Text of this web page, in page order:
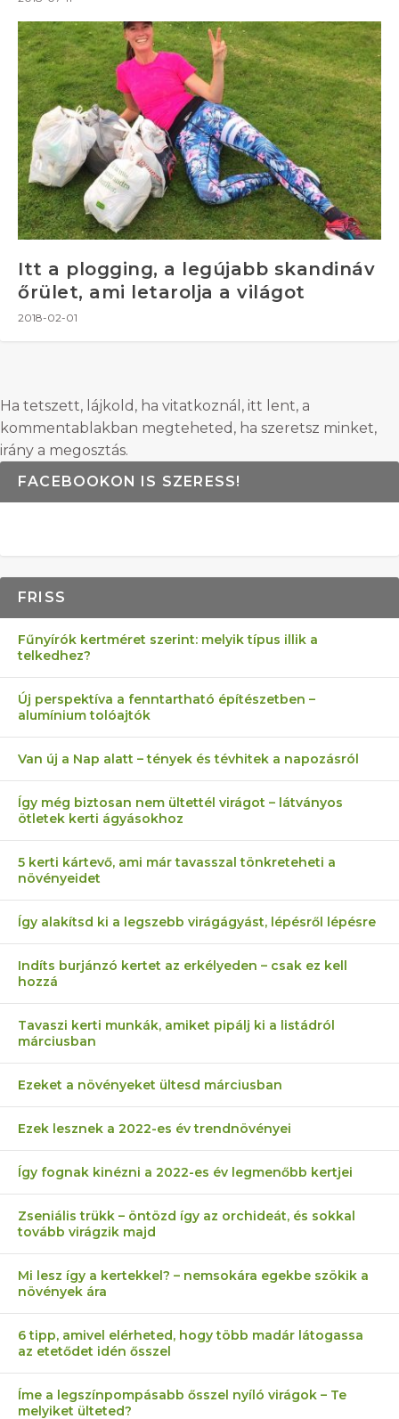
Itt a plogging, a legújabb skandináv
őrület, ami letarolja a világot
2018-02-01
Ha tetszett, lájkold, ha vitatkoznál, itt lent, a
kommentablakban megteheted, ha szeretsz minket,
irány a megosztás.
FACEBOOKON IS SZERESS!
FRISS
Fűnyírók kertméret szerint: melyik típus illik a
telkedhez?
Új perspektíva a fenntartható építészetben –
alumínium tolóajtók
Van új a Nap alatt – tények és tévhitek a napozásról
Így még biztosan nem ültettél virágot – látványos
ötletek kerti ágyásokhoz
5 kerti kártevő, ami már tavasszal tönkreteheti a
növényeidet
Így alakítsd ki a legszebb virágágyást, lépésről lépésre
Indíts burjánzó kertet az erkélyeden – csak ez kell
hozzá
Tavaszi kerti munkák, amiket pipálj ki a listádról
márciusban
Ezeket a növényeket ültesd márciusban
Ezek lesznek a 2022-es év trendnövényei
Így fognak kinézni a 2022-es év legmenőbb kertjei
Zseniális trükk – öntözd így az orchideát, és sokkal
tovább virágzik majd
Mi lesz így a kertekkel? – nemsokára egekbe szökik a
növények ára
6 tipp, amivel elérheted, hogy több madár látogassa
az etetődet idén ősszel
Íme a legszínpompásabb ősszel nyíló virágok – Te
melyiket ülteted?